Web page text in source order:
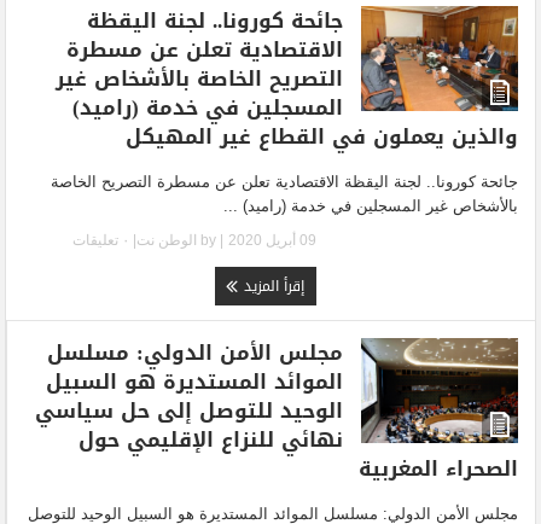
جائحة كورونا.. لجنة اليقظة
الاقتصادية تعلن عن مسطرة
التصريح الخاصة بالأشخاص غير
المسجلين في خدمة (راميد)
والذين يعملون في القطاع غير المهيكل
جائحة كورونا.. لجنة اليقظة الاقتصادية تعلن عن مسطرة التصريح الخاصة
بالأشخاص غير المسجلين في خدمة (راميد) ...
09 أبريل 2020 | by الوطن نت
إقرأ المزيد
مجلس الأمن الدولي: مسلسل
الموائد المستديرة هو السبيل
الوحيد للتوصل إلى حل سياسي
نهائي للنزاع الإقليمي حول
الصحراء المغربية
مجلس الأمن الدولي: مسلسل الموائد المستديرة هو السبيل الوحيد للتوصل